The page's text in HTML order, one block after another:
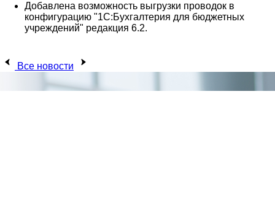
Добавлена возможность выгрузки проводок в
конфигурацию "1С:Бухгалтерия для бюджетных
учреждений" редакция 6.2.
Все новости